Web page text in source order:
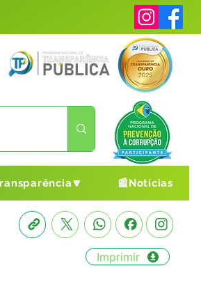
📰Notícias
Imprimir